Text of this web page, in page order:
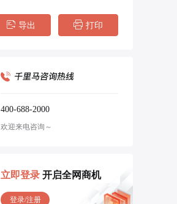
导出 打印
400-688-2000
欢迎来电咨询～
立即登录 开启全网商机
登录/注册